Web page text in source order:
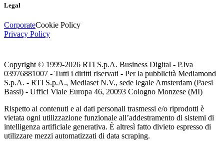
Legal
CorporateCookie Policy
Privacy Policy
Copyright © 1999-2026 RTI S.p.A. Business Digital - P.Iva
03976881007 - Tutti i diritti riservati - Per la pubblicità Mediamond
S.p.A. - RTI S.p.A., Mediaset N.V., sede legale Amsterdam (Paesi
Bassi) - Uffici Viale Europa 46, 20093 Cologno Monzese (MI)
Rispetto ai contenuti e ai dati personali trasmessi e/o riprodotti è
vietata ogni utilizzazione funzionale all’addestramento di sistemi di
intelligenza artificiale generativa. È altresì fatto divieto espresso di
utilizzare mezzi automatizzati di data scraping.